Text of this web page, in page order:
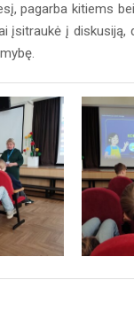
pagarba kitiems
įsitraukė į